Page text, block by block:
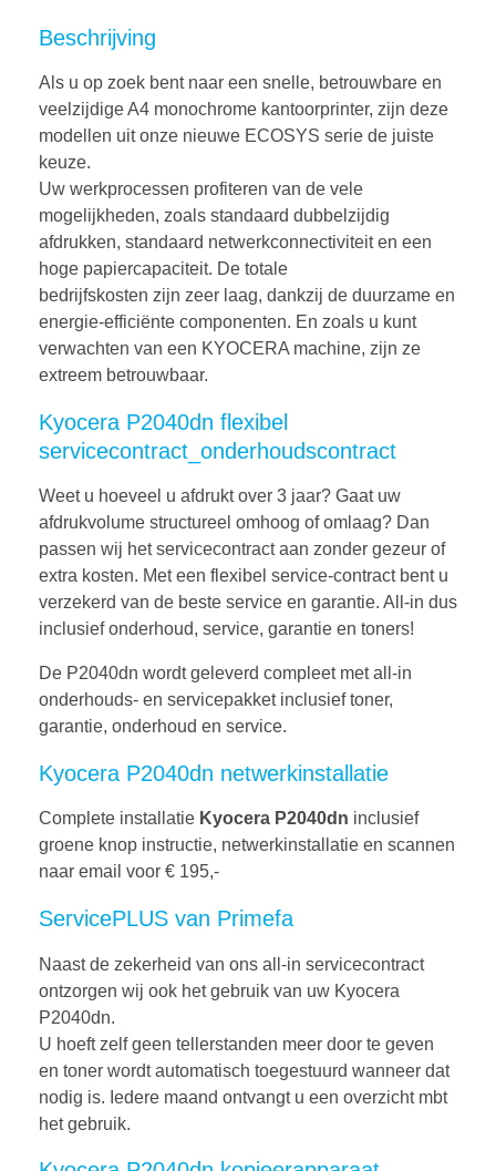
Beschrijving
Als u op zoek bent naar een snelle, betrouwbare en
veelzijdige A4 monochrome kantoorprinter, zijn deze
modellen uit onze nieuwe ECOSYS serie de juiste
keuze.
Uw werkprocessen profiteren van de vele
mogelijkheden, zoals standaard dubbelzijdig
afdrukken, standaard netwerkconnectiviteit en een
hoge papiercapaciteit. De totale
bedrijfskosten zijn zeer laag, dankzij de duurzame en
energie-efficiënte componenten. En zoals u kunt
verwachten van een KYOCERA machine, zijn ze
extreem betrouwbaar.
Kyocera P2040dn flexibel
servicecontract_onderhoudscontract
Weet u hoeveel u afdrukt over 3 jaar? Gaat uw
afdrukvolume structureel omhoog of omlaag? Dan
passen wij het servicecontract aan zonder gezeur of
extra kosten. Met een flexibel service-contract bent u
verzekerd van de beste service en garantie. All-in dus
inclusief onderhoud, service, garantie en toners!
De P2040dn wordt geleverd compleet met all-in
onderhouds- en servicepakket inclusief toner,
garantie, onderhoud en service.
Kyocera P2040dn netwerkinstallatie
Complete installatie Kyocera P2040dn inclusief
groene knop instructie, netwerkinstallatie en scannen
naar email voor € 195,-
ServicePLUS van Primefa
Naast de zekerheid van ons all-in servicecontract
ontzorgen wij ook het gebruik van uw Kyocera
P2040dn.
U hoeft zelf geen tellerstanden meer door te geven
en toner wordt automatisch toegestuurd wanneer dat
nodig is. Iedere maand ontvangt u een overzicht mbt
het gebruik.